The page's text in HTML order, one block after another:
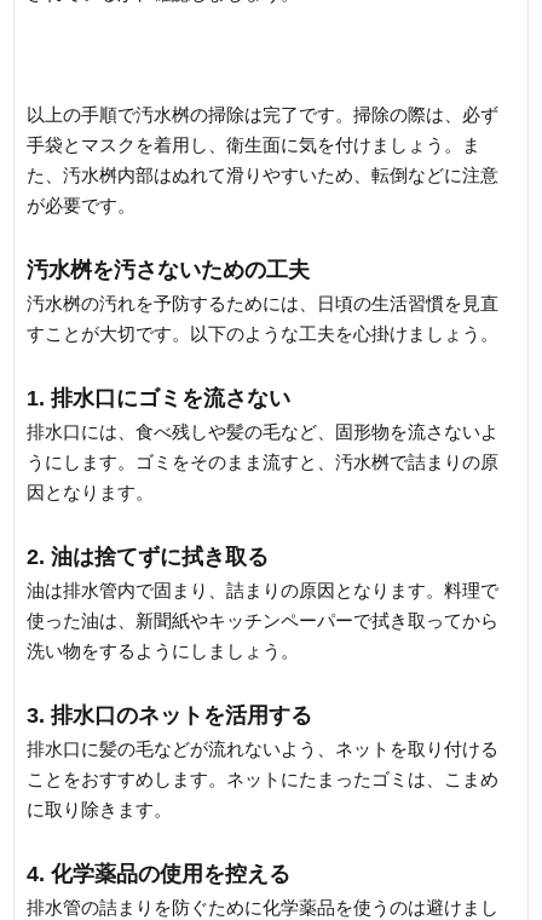
以上の手順で汚水桝の掃除は完了です。掃除の際は、必ず
手袋とマスクを着用し、衛生面に気を付けましょう。ま
た、汚水桝内部はぬれて滑りやすいため、転倒などに注意
が必要です。
汚水桝を汚さないための工夫
汚水桝の汚れを予防するためには、日頃の生活習慣を見直
すことが大切です。以下のような工夫を心掛けましょう。
1. 排水口にゴミを流さない
排水口には、食べ残しや髪の毛など、固形物を流さないよ
うにします。ゴミをそのまま流すと、汚水桝で詰まりの原
因となります。
2. 油は捨てずに拭き取る
油は排水管内で固まり、詰まりの原因となります。料理で
使った油は、新聞紙やキッチンペーパーで拭き取ってから
洗い物をするようにしましょう。
3. 排水口のネットを活用する
排水口に髪の毛などが流れないよう、ネットを取り付ける
ことをおすすめします。ネットにたまったゴミは、こまめ
に取り除きます。
4. 化学薬品の使用を控える
排水管の詰まりを防ぐために化学薬品を使うのは避けまし